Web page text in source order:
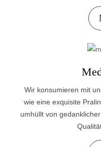
Wir konsumieren mit
wie eine exquisite
umhüllt von